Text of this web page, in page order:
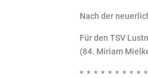
Nach der
Für den TSV
(84. Miriam
* * * * * * * * *